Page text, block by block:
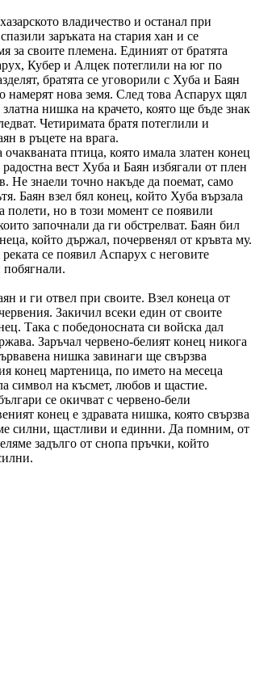
владичество и останал при
заръката на стария хан и се
за своите племена. Единият от братята
Кубер и Алцек потеглили на юг по
братята се уговорили с Хуба и Баян
намерят нова земя. След това Аспарух щял
нишка на крачето, която ще бъде знак
Четиримата братя потеглили и
в ръцете на врага.
птица, която имала златен конец
вест Хуба и Баян избягали от плен
Не знаели точно накъде да поемат, само
Баян взел бял конец, който Хуба вързала
полети, но в този момент се появили
започнали да ги обстрелват. Баян бил
който държал, почервенял от кръвта му.
се появил Аспарух с неговите
и ги отвел при своите. Взел конеца от
Закичил всеки един от своите
Така с победоносната си войска дал
Заръчал червено-белият конец никога
нишка завинаги ще свързва
конец мартеница, по името на месеца
символ на късмет, любов и щастие.
се окичват с червено-бели
конец е здравата нишка, която свързва
силни, щастливи и единни. Да помним, от
задълго от снопа пръчки, който